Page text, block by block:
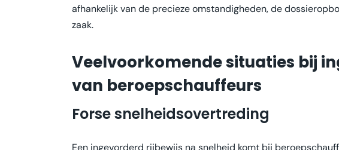
afhankelijk van de precieze omstandigheden, de
zaak.
Veelvoorkomende situaties bij
van beroepschauffeurs
Forse snelheidsovertreding
Een ingevorderd rijbewijs na snelheid komt bij